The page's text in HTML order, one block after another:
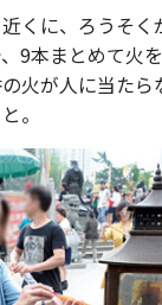
くに、ろうそく
9本まとめて火
火が人に当たら
。